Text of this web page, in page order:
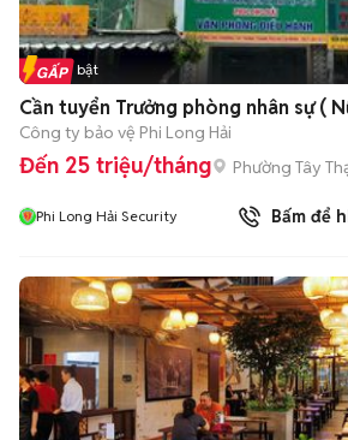
Tin nổi bật
Cần tuyển Trưởng phòng nhân sự (
Công ty bảo vệ Phi Long Hải
Đến 25 triệu/tháng Phường Tây
Phi Long Hải Security Bấm để